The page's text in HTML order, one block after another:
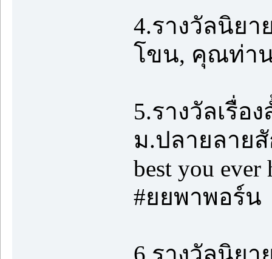
4.รางวัลนิย
โขน, คุณท่า
5.รางวัลเรื่อ
ม.ปลายลายสั
best you
#ยยพาพอร์น
6.รางวัลนิยา